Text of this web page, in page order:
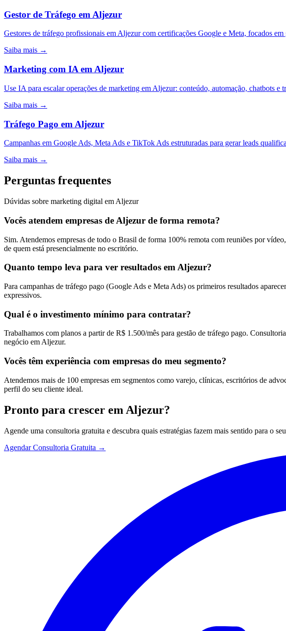
Gestor de Tráfego em Aljezur
Gestores de tráfego profissionais em Aljezur com certificações Google e Meta, focados
Saiba mais →
Marketing com IA em Aljezur
Use IA para escalar operações de marketing em Aljezur: conteúdo, automação, chatbots e
Saiba mais →
Tráfego Pago em Aljezur
Campanhas em Google Ads, Meta Ads e TikTok Ads estruturadas para gerar leads
Saiba mais →
Perguntas frequentes
Dúvidas sobre marketing digital em Aljezur
Vocês atendem empresas de Aljezur de forma remota?
Sim. Atendemos empresas de todo o Brasil de forma 100% remota com reuniões por
de quem está presencialmente no escritório.
Quanto tempo leva para ver resultados em Aljezur?
Para campanhas de tráfego pago (Google Ads e Meta Ads) os primeiros resultados
expressivos.
Qual é o investimento mínimo para contratar?
Trabalhamos com planos a partir de R$ 1.500/mês para gestão de tráfego pago.
negócio em Aljezur.
Vocês têm experiência com empresas do meu segmento?
Atendemos mais de 100 empresas em segmentos como varejo, clínicas, escritórios de
perfil do seu cliente ideal.
Pronto para crescer em Aljezur?
Agende uma consultoria gratuita e descubra quais estratégias fazem mais sentido para o
Agendar Consultoria Gratuita →